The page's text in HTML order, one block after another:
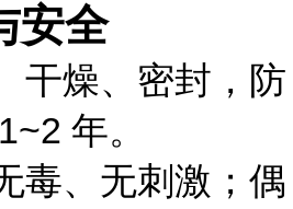
安全
干燥、密封，防
年。
毒、无刺激；偶